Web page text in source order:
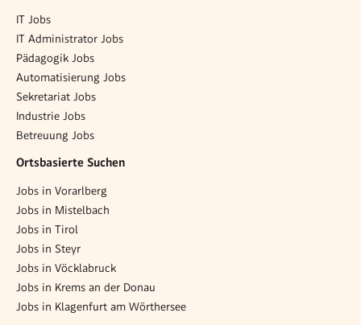
IT Jobs
IT Administrator Jobs
Pädagogik Jobs
Automatisierung Jobs
Sekretariat Jobs
Industrie Jobs
Betreuung Jobs
Ortsbasierte Suchen
Jobs in Vorarlberg
Jobs in Mistelbach
Jobs in Tirol
Jobs in Steyr
Jobs in Vöcklabruck
Jobs in Krems an der Donau
Jobs in Klagenfurt am Wörthersee